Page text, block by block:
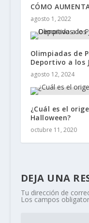
CÓMO
agosto 1, 2022
Olimpiadas de
Deportivo a los
agosto 12, 2024
¿Cuál es el
Halloween?
octubre 11, 2020
DEJA UNA
Tu dirección de
Los campos